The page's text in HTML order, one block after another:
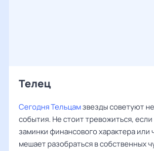
Телец
Сегодня Тельцамзвезды советуют
события. Не стоит тревожиться,
заминки финансового характера или
мешает разобраться в собственных